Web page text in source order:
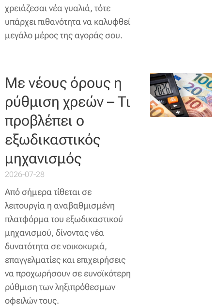
χρειάζεσαι νέα γυαλιά, τότε
υπάρχει πιθανότητα να καλυφθεί
μεγάλο μέρος της αγοράς σου.
Με νέους όρους η
ρύθμιση χρεών – Τι
προβλέπει ο
εξωδικαστικός
μηχανισμός
2026-07-28
Από σήμερα τίθεται σε
λειτουργία η αναβαθμισμένη
πλατφόρμα του εξωδικαστικού
μηχανισμού, δίνοντας νέα
δυνατότητα σε νοικοκυριά,
επαγγελματίες και επιχειρήσεις
να προχωρήσουν σε ευνοϊκότερη
ρύθμιση των ληξιπρόθεσμων
οφειλών τους.